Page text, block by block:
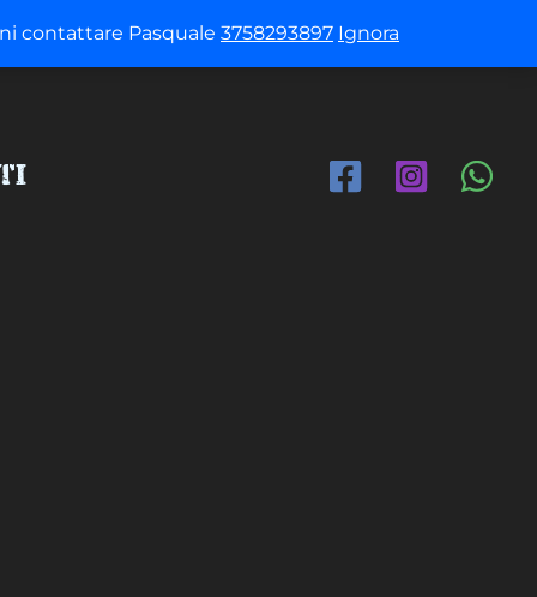
contattare Pasquale 3758293897 Ignora